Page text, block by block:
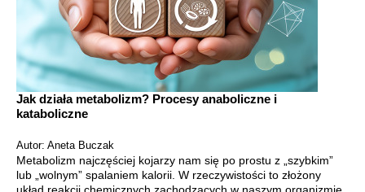
Jak działa metabolizm? Procesy anaboliczne i
kataboliczne
Autor: Aneta Buczak
Metabolizm najczęściej kojarzy nam się po prostu z „szybkim”
lub „wolnym” spalaniem kalorii. W rzeczywistości to złożony